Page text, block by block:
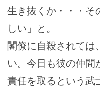
生き抜くか・・・そ
しい」と。
閣僚に自殺されては
い。今日も彼の仲間
責任を取るという武